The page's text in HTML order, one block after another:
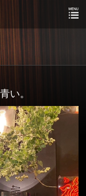
青い。